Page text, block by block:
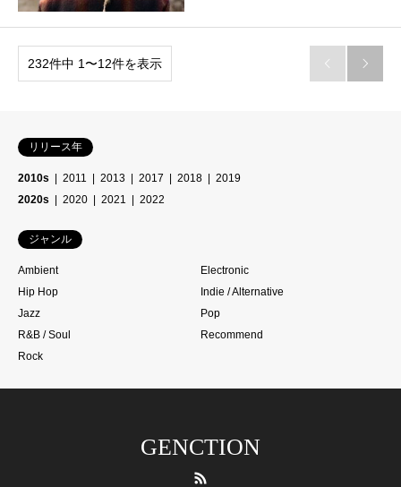
232件中 1〜12件を表示  
リリース年
2010s 2011 2013 2017 2018
2019
2020s
2020 2021 2022
ジャンル
Ambient
Electronic
Hip Hop
Indie / Alternative
Jazz
Pop
R&B / Soul
Recommend
Rock
GENCTION